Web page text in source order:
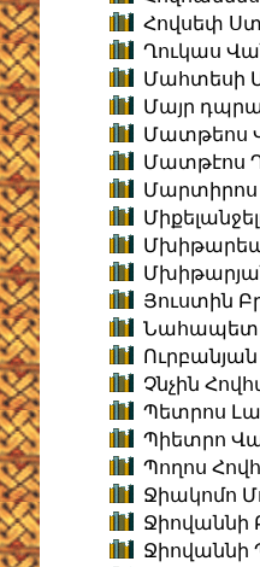
Հովսեփ
Ղուկաս
Մահտեսի
Մայր
Մատթեոս
Մատթէոս
Մարտիրոս
Յուստին
Նահապետ
Ուրբանյան
Չնչին
Պետրոս
Պիետրո
Պողոս
Ջիակոմո
Ջիովաննի
Ջիովաննի